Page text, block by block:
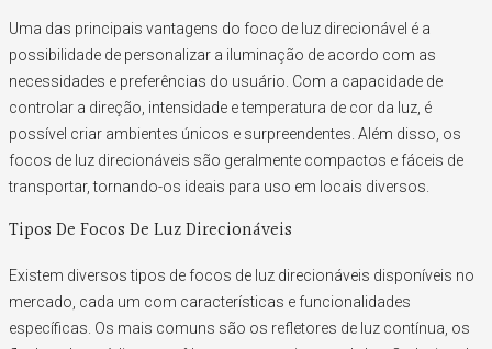
Uma das principais vantagens do foco de luz direcionável é a
possibilidade de personalizar a iluminação de acordo com as
necessidades e preferências do usuário. Com a capacidade de
controlar a direção, intensidade e temperatura de cor da luz, é
possível criar ambientes únicos e surpreendentes. Além disso, os
focos de luz direcionáveis são geralmente compactos e fáceis de
transportar, tornando-os ideais para uso em locais diversos.
Tipos De Focos De Luz Direcionáveis
Existem diversos tipos de focos de luz direcionáveis disponíveis no
mercado, cada um com características e funcionalidades
específicas. Os mais comuns são os refletores de luz contínua, os